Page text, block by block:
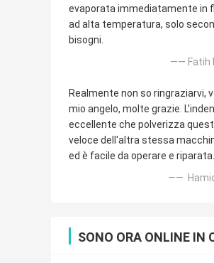
evaporata immediatamente in
ad alta temperatura, solo
bisogni.
—— Fatih
Realmente non so ringraziarvi,
mio angelo, molte grazie.
eccellente che polverizza
veloce dell'altra stessa
ed è facile da operare e riparata.
——
SONO ORA ONLINE IN